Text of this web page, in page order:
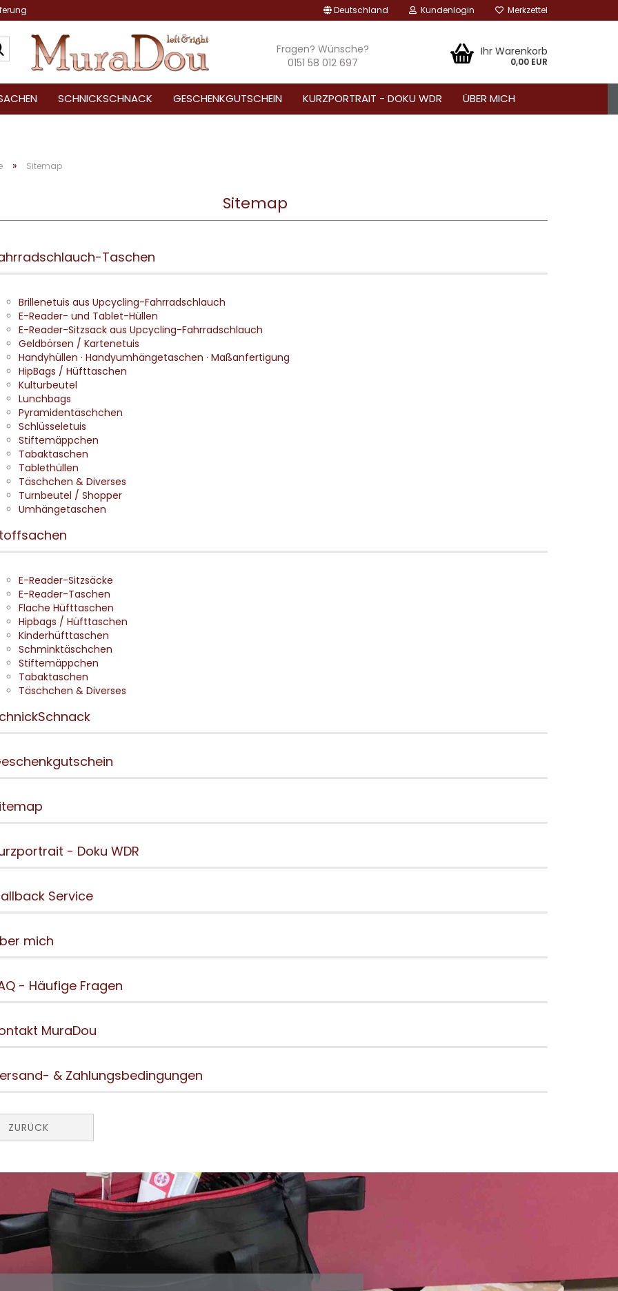
Deutschland Kundenlogin Merkzettel
Suche...
Fragen? Wünsche?
0151 58 012 697
Ihr Warenkorb
0,00 EUR
SCHNICKSCHNACK GESCHENKGUTSCHEIN KURZPORTRAIT - DOKU WDR ÜBER MICH
» Sitemap
Sitemap
Taschen
Brillenetuis aus Upcycling-Fahrradschlauch
E-Reader- und Tablet-Hüllen
E-Reader-Sitzsack aus Upcycling-Fahrradschlauch
Geldbörsen / Kartenetuis
Handyhüllen · Handyumhängetaschen · Maßanfertigung
HipBags / Hüfttaschen
Kulturbeutel
Lunchbags
Pyramidentäschchen
Schlüsseletuis
Stiftemäppchen
Tabaktaschen
Tablethüllen
Täschchen & Diverses
Turnbeutel / Shopper
Umhängetaschen
E-Reader-Sitzsäcke
E-Reader-Taschen
Flache Hüfttaschen
Hipbags / Hüfttaschen
Kinderhüfttaschen
Schminktäschchen
Stiftemäppchen
Tabaktaschen
Täschchen & Diverses
- Doku WDR
Service
mich
- Häufige Fragen
MuraDou
& Zahlungsbedingungen
ZURÜCK